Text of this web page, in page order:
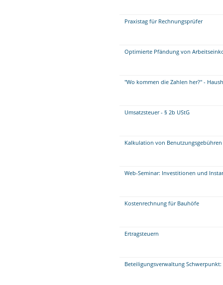
Praxistag für Rechnungsprüfer
Optimierte Pfändung von
"Wo kommen die Zahlen her?" -
Umsatzsteuer - § 2b UStG
Kalkulation von
Web-Seminar: Investitionen und
Kostenrechnung für Bauhöfe
Ertragsteuern
Beteiligungsverwaltung